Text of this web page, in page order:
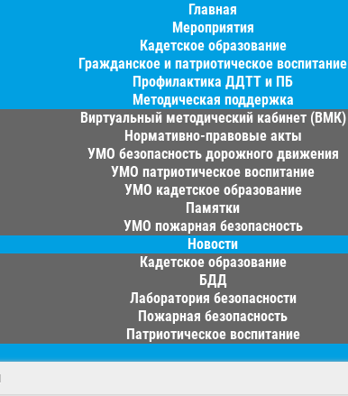
Главная
Мероприятия
Кадетское образование
Гражданское и патриотическое воспитание
Профилактика ДДТТ и ПБ
Методическая поддержка
Виртуальный методический кабинет (ВМК)
Нормативно-правовые акты
УМО безопасность дорожного движения
УМО патриотическое воспитание
УМО кадетское образование
Памятки
УМО пожарная безопасность
Новости
Кадетское образование
БДД
Лаборатория безопасности
Пожарная безопасность
Патриотическое воспитание